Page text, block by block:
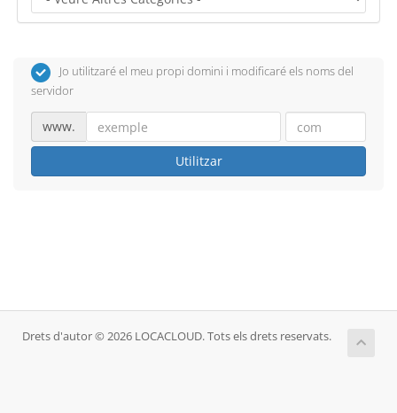
Jo utilitzaré el meu propi domini i modificaré els noms del
servidor
www.
Utilitzar
Drets d'autor © 2026 LOCACLOUD. Tots els drets reservats.